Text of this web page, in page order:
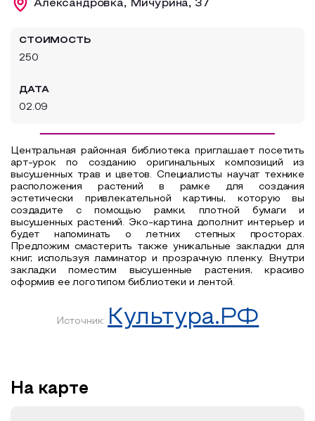
Аттестованные экскурсоводы
Все маршруты
Александровка, Мичурина, 37
СТОИМОСТЬ
250
ДАТА
02.09
Центральная районная библиотека приглашает посетить
арт-урок по созданию оригинальных композиций из
высушенных трав и цветов. Специалисты научат технике
расположения растений в рамке для создания
эстетически привлекательной картины, которую вы
создадите с помощью рамки, плотной бумаги и
высушенных растений. Эко-картина дополнит интерьер и
будет напоминать о летних степных просторах.
Предложим смастерить также уникальные закладки для
книг, используя ламинатор и прозрачную пленку. Внутри
закладки поместим высушенные растения, красиво
оформив ее логотипом библиотеки и лентой.
Источник: Культура.РФ
На карте